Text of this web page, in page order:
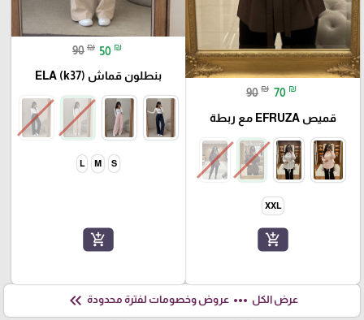
90 ₪ 70 ₪
قميص EFRUZA مع ربطة
XXL
add_shopping_cart
90 ₪ 50 ₪
بنطلون قماش ELA (k37)
S
M
L
add_shopping_cart
عرض الكل more_horiz عروض وخصومات لفترة محدودة keyboard_double_arrow_left